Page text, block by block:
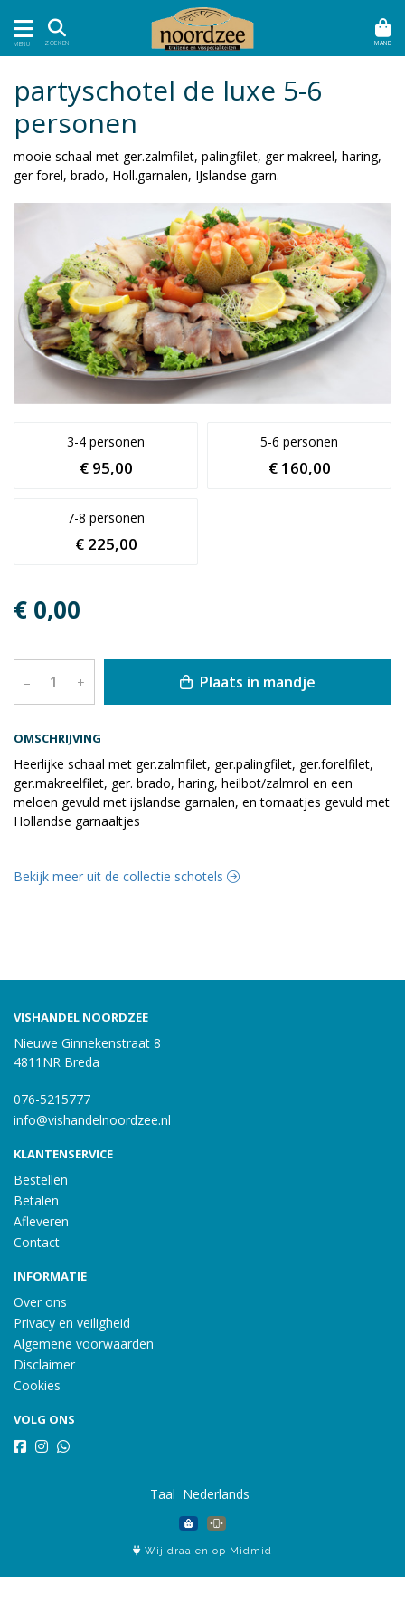
MENU ZOEKEN MAND
OMSCHRIJVING
Heerlijke schaal met ger.zalmfilet, ger.palingfilet, ger.forelfilet,
ger.makreelfilet, ger. brado, haring, heilbot/zalmrol en een
meloen gevuld met ijslandse garnalen, en tomaatjes gevuld met
Hollandse garnaaltjes
partyschotel de luxe 5-6
personen
mooie schaal met ger.zalmfilet, palingfilet, ger makreel, haring,
ger forel, brado, Holl.garnalen, IJslandse garn.
3-4 personen
€ 95,00
5-6 personen
€ 160,00
7-8 personen
€ 225,00
€ 0,00
– + Plaats in mandje
Bekijk meer uit de collectie schotels
VISHANDEL NOORDZEE
Nieuwe Ginnekenstraat 8
4811NR Breda
076-5215777
info@vishandelnoordzee.nl
KLANTENSERVICE
Bestellen
Betalen
Afleveren
Contact
INFORMATIE
Over ons
Privacy en veiligheid
Algemene voorwaarden
Disclaimer
Cookies
VOLG ONS
Taal
Wij draaien op Midmid